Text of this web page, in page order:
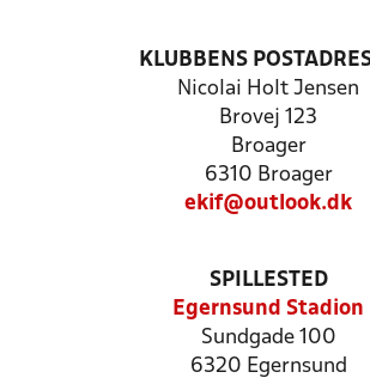
KLUBBENS
Nicolai Holt Jensen
Brovej 123
Broager
6310 Broager
ekif@outlook.dk
SPILLESTED
Egernsund Stadion
Sundgade 100
6320 Egernsund